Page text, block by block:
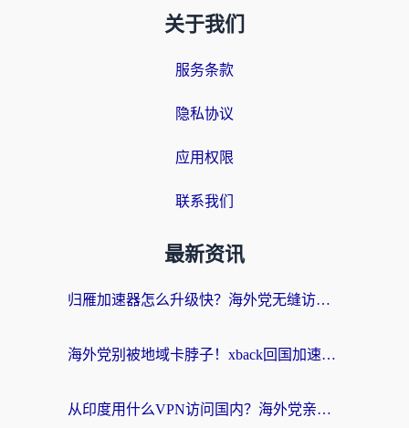
关于我们
服务条款
隐私协议
应用权限
联系我们
最新资讯
归雁加速器怎么升级快？海外党无缝访问国内资源的全攻略（附免费VPN推荐Dcard热门款）
海外党别被地域卡脖子！xback回国加速器选择全攻略，轻松刷剧玩国服
从印度用什么VPN访问国内？海外党亲测的无缝回国上网指南